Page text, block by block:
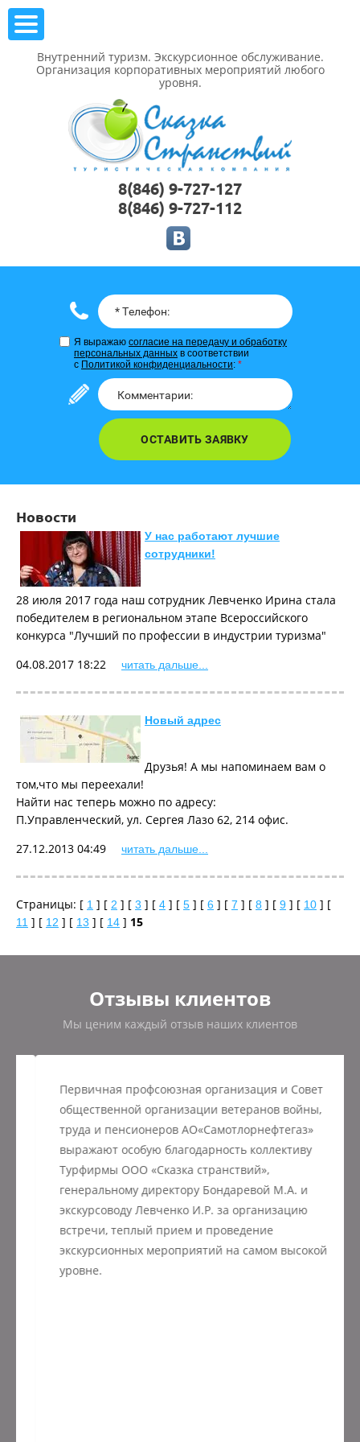
Внутренний туризм. Экскурсионное обслуживание.
Организация корпоративных мероприятий любого
уровня.
8(846) 9-727-127
8(846) 9-727-112
Я выражаю согласие на передачу и обработку
персональных данных в соответствии
с Политикой конфиденциальности: *
ОСТАВИТЬ ЗАЯВКУ
Новости
У нас работают лучшие
сотрудники!
28 июля 2017 года наш сотрудник Левченко Ирина стала
победителем в региональном этапе Всероссийского
конкурса "Лучший по профессии в индустрии туризма"
04.08.2017 18:22
читать дальше...
Новый адрес
Друзья! А мы напоминаем вам о
том,что мы переехали!
Найти нас теперь можно по адресу:
П.Управленческий, ул. Сергея Лазо 62, 214 офис.
27.12.2013 04:49
читать дальше...
Страницы: [ 1 ] [ 2 ] [ 3 ] [ 4 ] [ 5 ] [ 6 ] [ 7 ] [ 8 ] [ 9 ] [ 10 ] [
11 ] [ 12 ] [ 13 ] [ 14 ] 15
Отзывы клиентов
Мы ценим каждый отзыв наших клиентов
Первичная профсоюзная организация и Совет
общественной организации ветеранов войны,
труда и пенсионеров АО«Самотлорнефтегаз»
выражают особую благодарность коллективу
Турфирмы ООО «Сказка странствий»,
генеральному директору Бондаревой М.А. и
экскурсоводу Левченко И.Р. за организацию
встречи, теплый прием и проведение
экскурсионных мероприятий на самом высокой
уровне.